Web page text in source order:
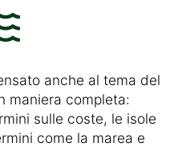
anche al tema del
maniera completa:
sulle coste, le isole
come la marea e